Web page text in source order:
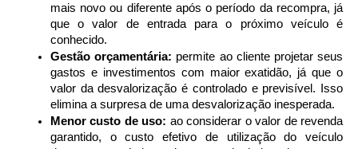
mais novo ou diferente após o período da recompra, já
que o valor de entrada para o próximo veículo é
conhecido.
Gestão orçamentária: permite ao cliente projetar seus
gastos e investimentos com maior exatidão, já que o
valor da desvalorização é controlado e previsível. Isso
elimina a surpresa de uma desvalorização inesperada.
Menor custo de uso: ao considerar o valor de revenda
garantido, o custo efetivo de utilização do veículo